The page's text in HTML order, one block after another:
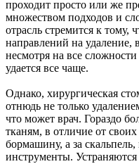
проходит просто или же
множеством подходов и
отрасль стремится к
направлений на удаление,
несмотря на все
удается все чаще.
Однако, хирургическая
отнюдь не только
что может врач. Гораздо
тканям, в отличие от
бормашину, а за
инструменты.